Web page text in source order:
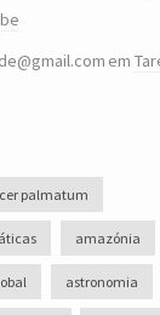
em
palmatum
amazónia
astronomia